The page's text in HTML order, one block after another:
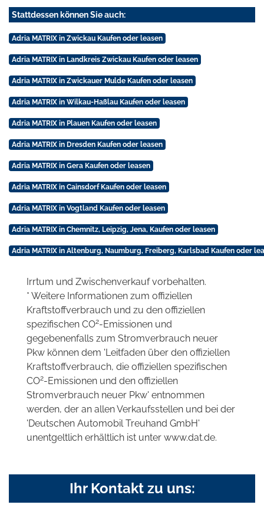
Stattdessen können Sie auch:
Adria MATRIX in Zwickau Kaufen oder leasen
Adria MATRIX in Landkreis Zwickau Kaufen oder leasen
Adria MATRIX in Zwickauer Mulde Kaufen oder leasen
Adria MATRIX in Wilkau-Haßlau Kaufen oder leasen
Adria MATRIX in Plauen Kaufen oder leasen
Adria MATRIX in Dresden Kaufen oder leasen
Adria MATRIX in Gera Kaufen oder leasen
Adria MATRIX in Cainsdorf Kaufen oder leasen
Adria MATRIX in Vogtland Kaufen oder leasen
Adria MATRIX in Chemnitz, Leipzig, Jena, Kaufen oder leasen
Adria MATRIX in Altenburg, Naumburg, Freiberg, Karlsbad Kaufen oder
Irrtum und Zwischenverkauf vorbehalten.
* Weitere Informationen zum offiziellen
Kraftstoffverbrauch und zu den offiziellen
spezifischen CO2-Emissionen und
gegebenenfalls zum Stromverbrauch neuer
Pkw können dem 'Leitfaden über den offiziellen
Kraftstoffverbrauch, die offiziellen spezifischen
CO2-Emissionen und den offiziellen
Stromverbrauch neuer Pkw' entnommen
werden, der an allen Verkaufsstellen und bei der
'Deutschen Automobil Treuhand GmbH'
unentgeltlich erhältlich ist unter www.dat.de.
Ihr Kontakt zu uns: